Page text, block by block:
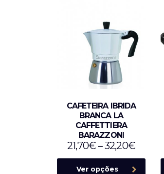
CAFETEIRA IBRIDA
BRANCA LA
CAFFETTIERA
BARAZZONI
21,70€–32,20€
Ver opções